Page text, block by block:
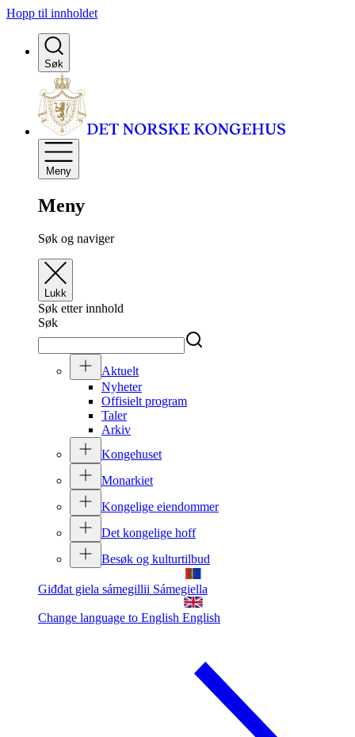
Hopp til innholdet
Søk
Meny
Meny
Søk og naviger
Lukk
Søk etter innhold
Søk
Aktuelt
Nyheter
Offisielt program
Taler
Arkiv
Kongehuset
Monarkiet
Kongelige eiendommer
Det kongelige hoff
Besøk og kulturtilbud
Giđđat giela sámegillii Sámegiella
Change language to English English